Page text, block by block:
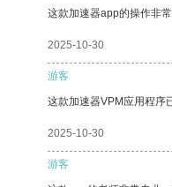
这款加速器app的操作非
2025-10-30
游客
这款加速器VPM应用程序
2025-10-30
游客